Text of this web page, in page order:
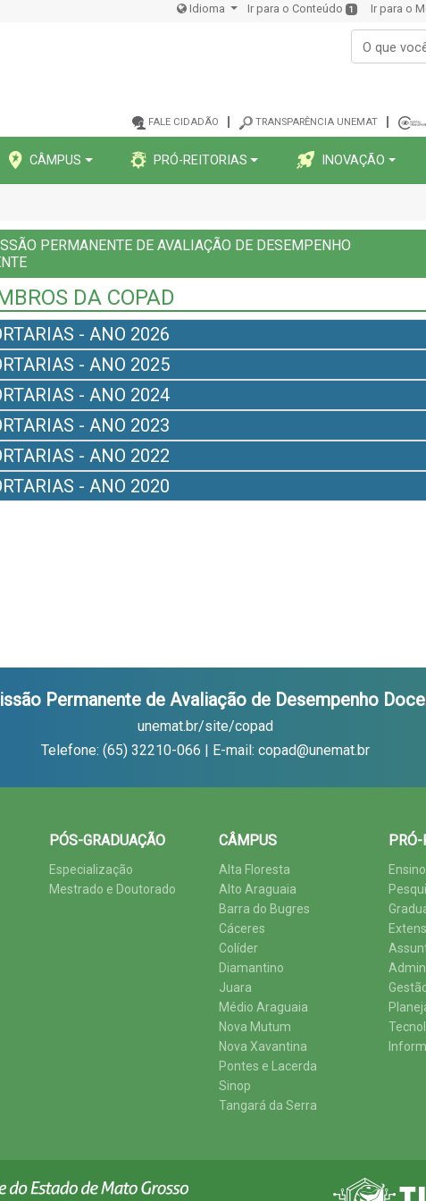
Idioma Ir para o Conteúdo 1 Ir para o
FALE CIDADÃO TRANSPARÊNCIA UNEMAT
CÂMPUS PRÓ-REITORIAS INOVAÇÃO
PERMANENTE DE AVALIAÇÃO DE DESEMPENHO
DA COPAD
- ANO 2026
- ANO 2025
- ANO 2024
- ANO 2023
- ANO 2022
- ANO 2020
Permanente de Avaliação de Desempenho
unemat.br/site/copad
Telefone: (65) 32210-066 | E-mail: copad@unemat.br
PÓS-GRADUAÇÃO
Especialização
Mestrado e Doutorado
CÂMPUS
Alta Floresta
Alto Araguaia
Barra do Bugres
Cáceres
Colíder
Diamantino
Juara
Médio Araguaia
Nova Mutum
Nova Xavantina
Pontes e Lacerda
Sinop
Tangará da Serra